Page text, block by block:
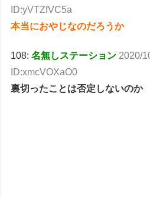
ID:yVTZfVC5a
本当におやじなのだろうか
108:名無しステーション 2020/
ID:xmcVOXaO0
裏切ったことは否定しないのか